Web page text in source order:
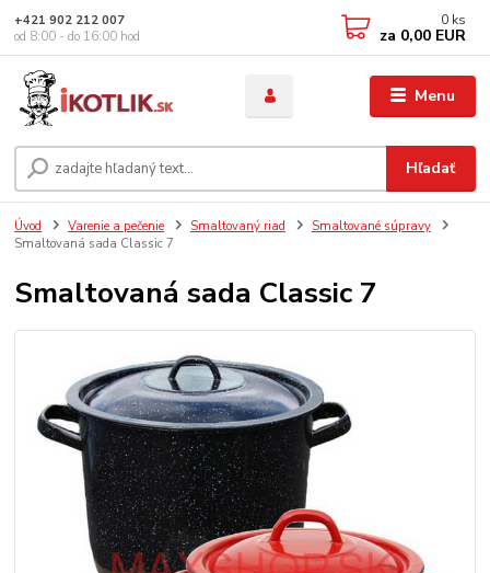
Menu
Hľadať
+421 902 212 007
od 8:00 - do 16:00 hod
0 ks
za 0,00 EUR
Úvod Varenie a pečenie Smaltovaný riad
Smaltované súpravy
Smaltovaná sada Classic 7
Smaltovaná sada Classic 7